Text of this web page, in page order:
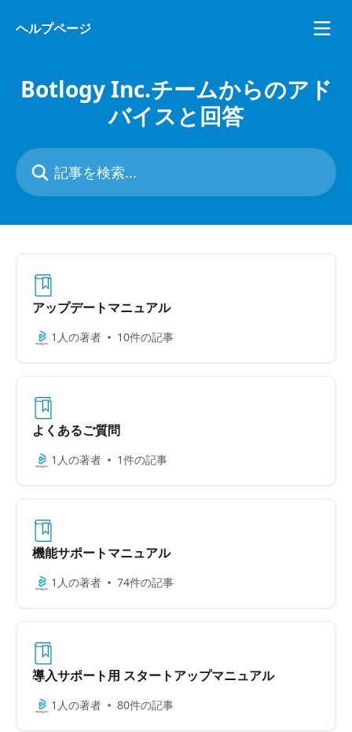
ヘルプページ
Botlogy Inc.チームからのアド
バイスと回答
記事を検索...
アップデートマニュアル
1人の著者 10件の記事
よくあるご質問
1人の著者 1件の記事
機能サポートマニュアル
1人の著者 74件の記事
導入サポート用 スタートアップマニュアル
1人の著者 80件の記事